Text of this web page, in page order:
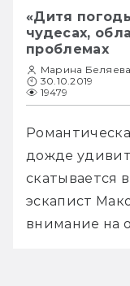
«Дитя
чудесах,
проблемах
Марина Беляева
30.10.2019
19479
дожде
скатывается
эскапист
внимание на